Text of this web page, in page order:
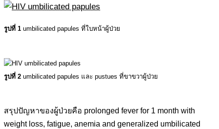
รูปที่ 1 umbilicated papules ที่ใบหน้าผู้ป่วย
รูปที่ 2 umbilicated papules และ pustues ที่ขาขวาผู้ป่วย
สรุปปัญหาของผู้ป่วยคือ prolonged fever for 1 month with
weight loss, fatigue, anemia and generalized umbilicated